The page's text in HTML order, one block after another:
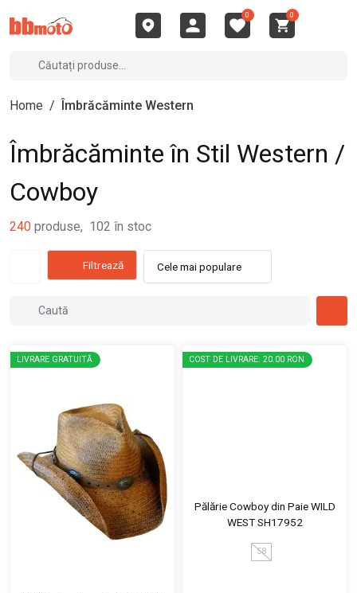
0 0
Home / Îmbrăcăminte Western
Îmbrăcăminte în Stil Western /
Cowboy
240 produse, 102 în stoc
Filtrează Cele mai populare
LIVRARE GRATUITĂ COST DE LIVRARE: 20.00 RON
Pălărie Cowboy din Paie WILD
WEST SH17952
58